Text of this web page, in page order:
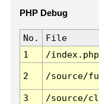
PHP Debug
No. File
1
/index.php
2 /source/
3 /source/